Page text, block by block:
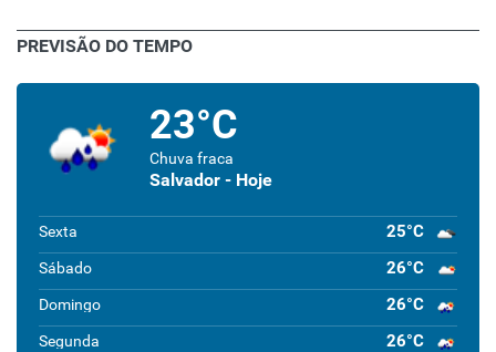
PREVISÃO DO TEMPO
23°C
Chuva fraca
Salvador - Hoje
Sexta 25°C
Sábado 26°C
Domingo 26°C
Segunda 26°C